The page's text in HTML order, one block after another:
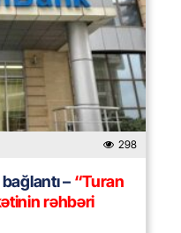
298
–“Turan
rəhbəri